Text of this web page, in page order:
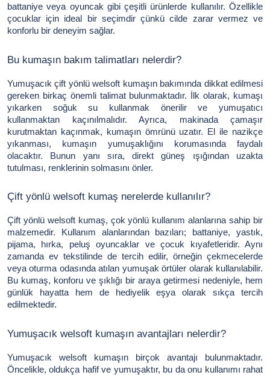
battaniye veya oyuncak gibi çeşitli ürünlerde kullanılır. Özellikle
çocuklar için ideal bir seçimdir çünkü cilde zarar vermez ve
konforlu bir deneyim sağlar.
Bu kumaşın bakım talimatları nelerdir?
Yumuşacık çift yönlü welsoft kumaşın bakımında dikkat edilmesi
gereken birkaç önemli talimat bulunmaktadır. İlk olarak, kumaşı
yıkarken soğuk su kullanmak önerilir ve yumuşatıcı
kullanmaktan kaçınılmalıdır. Ayrıca, makinada çamaşır
kurutmaktan kaçınmak, kumaşın ömrünü uzatır. El ile nazikçe
yıkanması, kumaşın yumuşaklığını korumasında faydalı
olacaktır. Bunun yanı sıra, direkt güneş ışığından uzakta
tutulması, renklerinin solmasını önler.
Çift yönlü welsoft kumaş nerelerde kullanılır?
Çift yönlü welsoft kumaş, çok yönlü kullanım alanlarına sahip bir
malzemedir. Kullanım alanlarından bazıları; battaniye, yastık,
pijama, hırka, peluş oyuncaklar ve çocuk kıyafetleridir. Aynı
zamanda ev tekstilinde de tercih edilir, örneğin çekmecelerde
veya oturma odasında atılan yumuşak örtüler olarak kullanılabilir.
Bu kumaş, konforu ve şıklığı bir araya getirmesi nedeniyle, hem
günlük hayatta hem de hediyelik eşya olarak sıkça tercih
edilmektedir.
Yumuşacık welsoft kumaşın avantajları nelerdir?
Yumuşacık welsoft kumaşın birçok avantajı bulunmaktadır.
Öncelikle, oldukça hafif ve yumuşaktır, bu da onu kullanımı rahat